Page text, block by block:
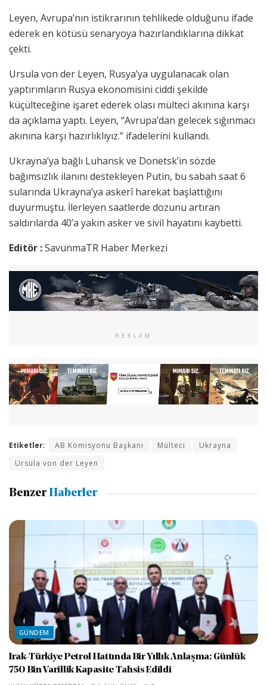
Leyen, Avrupa’nın istikrarının tehlikede olduğunu ifade
ederek en kötüsü senaryoya hazırlandıklarına dikkat
çekti.
Ursula von der Leyen, Rusya’ya uygulanacak olan
yaptırımların Rusya ekonomisini ciddi şekilde
küçülteceğine işaret ederek olası mülteci akınına karşı
da açıklama yaptı. Leyen, “Avrupa’dan gelecek sığınmacı
akınına karşı hazırlıklıyız.” ifadelerini kullandı.
Ukrayna’ya bağlı Luhansk ve Donetsk’in sözde
bağımsızlık ilanını destekleyen Putin, bu sabah saat 6
sularında Ukrayna’ya askerî harekat başlattığını
duyurmuştu. İlerleyen saatlerde dozunu artıran
saldırılarda 40’a yakın asker ve sivil hayatını kaybetti.
Editör :SavunmaTR Haber Merkezi
REKLAM
Etiketler: AB Komisyonu Başkanı Mülteci
Ukrayna
Ursula von der Leyen
Benzer Haberler
GÜNDEM
Irak-Türkiye Petrol Hattında Bir Yıllık Anlaşma: Günlük
750 Bin Varillik Kapasite Tahsis Edildi